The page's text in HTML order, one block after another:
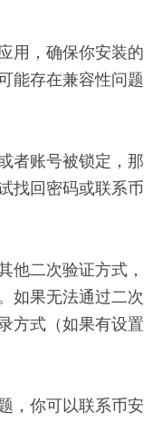
用，确保你安装的
能存在兼容性问题
者账号被锁定，那
找回密码或联系币
他二次验证方式，
如果无法通过二次
方式（如果有设置
，你可以联系币安